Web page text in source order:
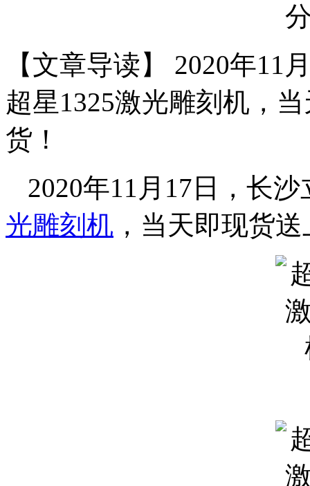
【文章导读】 2020年11
超星1325激光雕刻机，
货！
2020年11月17日，长
光雕刻机 ，当天即现货